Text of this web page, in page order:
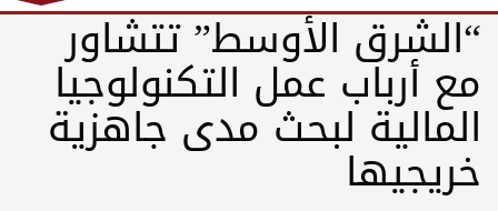
“الشرق الأوسط” تتشاور
مع أرباب عمل التكنولوجيا
المالية لبحث مدى جاهزية
خريجيها